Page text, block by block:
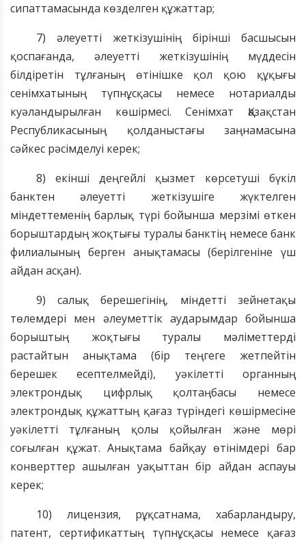
сипаттамасында көзделген құжаттар;
7) әлеуетті жеткізушінің бірінші басшысын
қоспағанда, әлеуетті жеткізушінің мүддесін
білдіретін тұлғаныңөтінішке қол қою құқығы
сенімхатының түпнұсқасы немесе нотариалды
куәландырылған көшірмесі. Сенімхат Қазақстан
Республикасының қолданыстағы заңнамасына
сәйкес рәсімделуі керек;
8) екінші деңгейлі қызмет көрсетуші бүкіл
банктен әлеуетті жеткізушіге жүктелген
міндеттеменіңбарлық түрі бойынша мерзімі өткен
борыштардыңжоқтығы туралы банктің немесе банк
филиалының берген анықтамасы (берілгеніне үш
айдан асқан).
9) салық берешегінің, міндетті зейнетақы
төлемдері мен әлеуметтік аударымдар бойынша
борыштың жоқтығы туралы мәліметтерді
растайтын анықтама (бір теңгеге жетпейтін
берешек есептелмейді), уәкілетті органның
электрондық цифрлық қолтаңбасы немесе
электрондық құжаттың қағаз түріндегі көшірмесіне
уәкілетті тұлғаның қолы қойылған және мөрі
соғылған құжат. Анықтама байқау өтінімдері бар
конверттер ашылған уақыттан бір айдан аспауы
керек;
10) лицензия, рұқсатнама, хабарландыру,
патент, сертификаттың түпнұсқасы немесе қағаз